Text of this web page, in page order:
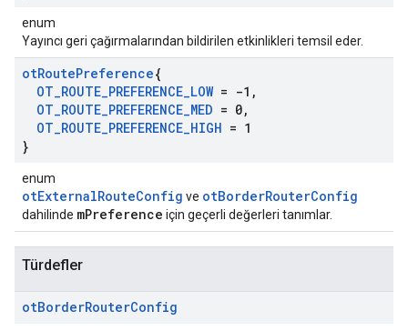
enum
Yayıncı geri çağırmalarından bildirilen etkinlikleri temsil eder.
otRoutePreference{
OT_ROUTE_PREFERENCE_LOW= -1 ,
OT_ROUTE_PREFERENCE_MED = 0,
OT_ROUTE_PREFERENCE_HIGH = 1
}
enum
otExternalRouteConfig ve otBorderRouterConfig
dahilinde mPreference için geçerli değerleri tanımlar.
Türdefler
otBorderRouterConfig